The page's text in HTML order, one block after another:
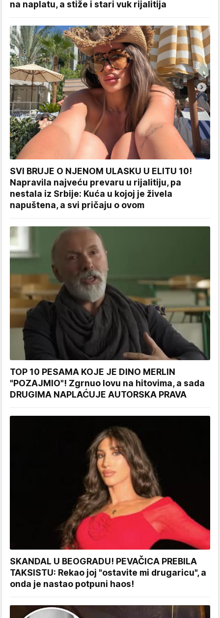
na naplatu, a stiže i stari vuk rijalitija
SVI BRUJE O NJENOM ULASKU U ELITU 10!
Napravila najveću prevaru u rijalitiju, pa
nestala iz Srbije: Kuća u kojoj je živela
napuštena, a svi pričaju o ovom
TOP 10 PESAMA KOJE JE DINO MERLIN
"POZAJMIO"! Zgrnuo lovu na hitovima, a sada
DRUGIMA NAPLAĆUJE AUTORSKA PRAVA
SKANDAL U BEOGRADU! PEVAČICA PREBILA
TAKSISTU: Rekao joj "ostavite mi drugaricu", a
onda je nastao potpuni haos!